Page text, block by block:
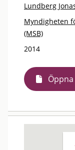
Lundberg
Myndigheten
(MSB)
2014